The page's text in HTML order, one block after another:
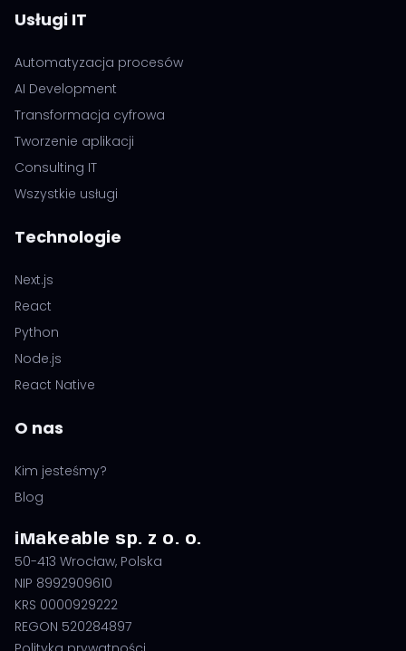
Usługi IT
Automatyzacja procesów
AI Development
Transformacja cyfrowa
Tworzenie aplikacji
Consulting IT
Wszystkie usługi
Technologie
Next.js
React
Python
Node.js
React Native
O nas
Kim jesteśmy?
Blog
iMakeable sp. z o. o.
50-413 Wrocław, Polska
NIP 8992909610
KRS 0000929222
REGON 520284897